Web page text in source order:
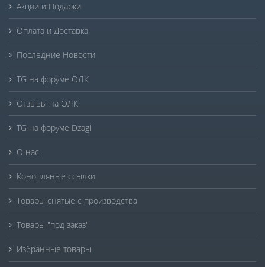
Акции и Подарки
Оплата и Доставка
Последние Новости
TG на форуме ОЛК
Отзывы на ОЛК
TG на форуме Dzagi
О нас
Конопляные ссылки
Товары снятые с производства
Товары "под заказ"
Избранные товары